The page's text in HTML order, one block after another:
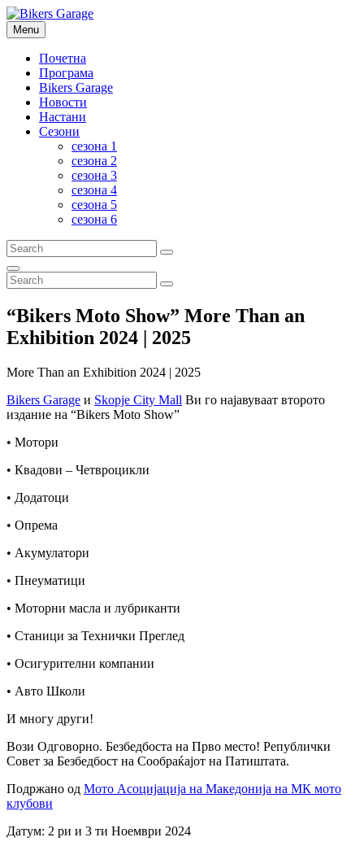
Skip
to
content
Bikers Garage
RADIO BROADCAST NETWORK
Menu
Почетна
Програма
Bikers Garage
Новости
Настани
Сезони
сезона 1
сезона 2
сезона 3
сезона 4
сезона 5
сезона 6
Search
for:
Search
Search
Search
for:
Search
“Bikers Moto Show” More Than an
Exhibition 2024 | 2025
More Than an Exhibition 2024 | 2025
Bikers Garage и Skopje City Mall Ви го најавуваат второто
издание на “Bikers Moto Show”
• Мотори
• Квадови – Четвроцикли
• Додатоци
• Опрема
• Акумулатори
• Пнеуматици
• Моторни масла и лубриканти
• Станици за Технички Преглед
• Осигурителни компании
• Авто Школи
И многу други!
Вози Одговорно. Безбедбоста на Прво место! Републички
Совет за Безбедбост на Сообраќајот на Патиштата.
Подржано од Мото Асоцијација на Македонија на МК мото
клубови
Датум: 2 ри и 3 ти Ноември 2024